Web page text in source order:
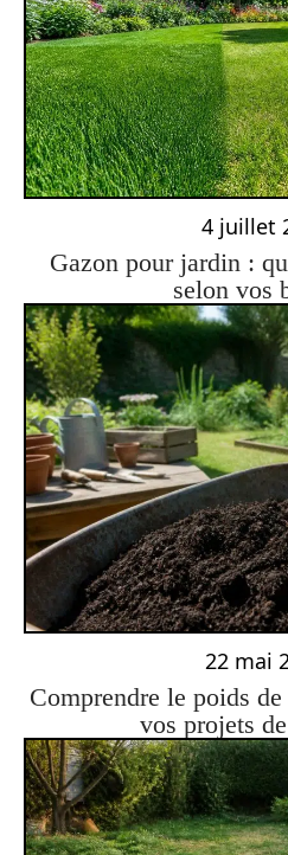
4 juillet
Gazon pour jardin :
selon vos
22 mai
Comprendre le poids
vos projets